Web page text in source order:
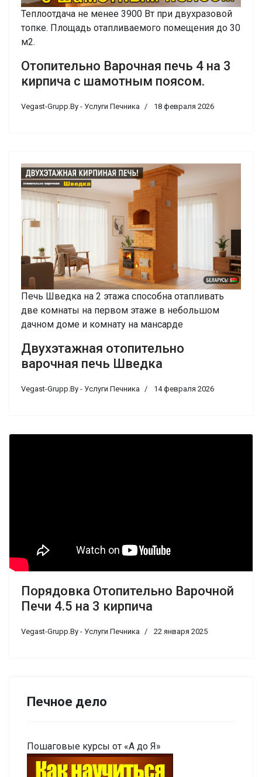
Теплоотдача не менее 3900 Вт при двухразовой
топке. Площадь отапливаемого помещения до 30
м2.
Отопительно Варочная печь 4 на 3
кирпича с шамотным поясом.
Vegast-Grupp.By - Услуги Печника 18 февраля 2026
Печь Шведка на 2 этажа способна отапливать
две комнаты на первом этаже в небольшом
дачном доме и комнату на мансарде
Двухэтажная отопительно
варочная печь Шведка
Vegast-Grupp.By - Услуги Печника 14 февраля 2026
Порядовка Отопительно Варочной
Печи 4.5 на 3 кирпича
Vegast-Grupp.By - Услуги Печника 22 января 2025
Печное дело
Пошаговые курсы от «А до Я»